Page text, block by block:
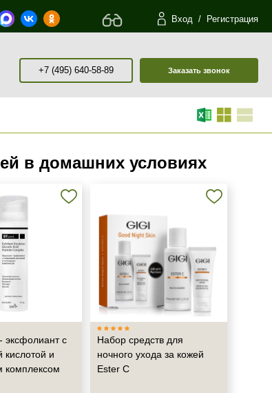
Вход / Регистрация
+7 (495) 640-58-89 Заказать звонок
в домашних условиях
эксфолиант с
кислотой и
комплексом
Набор средств для
ночного ухода за кожей
Ester C